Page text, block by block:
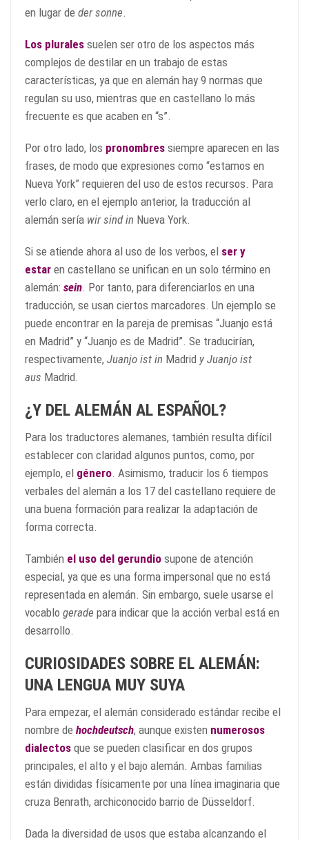
en lugar de der sonne
Los plurales suelen ser otro de los aspectos más
complejos de destilar en un trabajo de estas
características, ya que en alemán hay 9 normas que
regulan su uso, mientras que en castellano lo más
frecuente es que acaben en “s”.
Por otro lado, los pronombres siempre aparecen en las
frases, de modo que expresiones como “estamos en
Nueva York” requieren del uso de estos recursos. Para
verlo claro, en el ejemplo anterior, la traducción al
alemán sería wir sind in Nueva York.
Si se atiende ahora al uso de los verbos, el ser y
estar en castellano se unifican en un solo término en
alemán: sein . Por tanto, para diferenciarlos en una
traducción, se usan ciertos marcadores. Un ejemplo se
puede encontrar en la pareja de premisas “Juanjo está
en Madrid” y “Juanjo es de Madrid”. Se traducirían,
respectivamente, Juanjo ist in Madrid y Juanjo ist
aus Madrid.
¿Y DEL ALEMÁN AL ESPAÑOL?
Para los traductores alemanes, también resulta difícil
establecer con claridad algunos puntos, como, por
ejemplo, el género . Asimismo, traducir los 6 tiempos
verbales del alemán a los 17 del castellano requiere de
una buena formación para realizar la adaptación de
forma correcta.
También el uso del gerundio supone de atención
especial, ya que es una forma impersonal que no está
representada en alemán. Sin embargo, suele usarse el
vocablo gerade para indicar que la acción verbal está en
desarrollo.
CURIOSIDADES SOBRE EL ALEMÁN:
UNA LENGUA MUY SUYA
Para empezar, el alemán considerado estándar recibe el
nombre de hochdeutsch, aunque existen numerosos
dialectos que se pueden clasificar en dos grupos
principales, el alto y el bajo alemán. Ambas familias
están divididas físicamente por una línea imaginaria que
cruza Benrath, archiconocido barrio de Düsseldorf.
Dada la diversidad de usos que estaba alcanzando el